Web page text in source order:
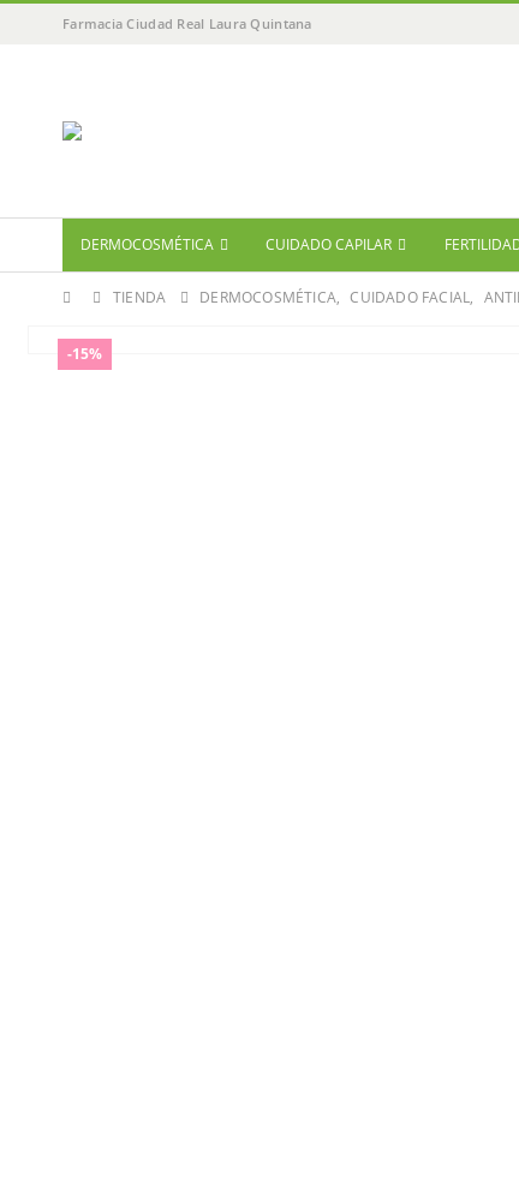
Farmacia Ciudad Real Laura Quintana
DERMOCOSMÉTICA CUIDADO CAPILAR
TIENDA DERMOCOSMÉTICA, CUIDADO FACIAL,
-15%